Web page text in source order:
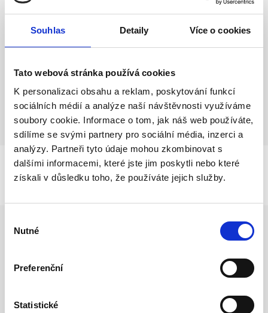
Souhlas Detaily Více o cookies
Tato webová stránka používá cookies
K personalizaci obsahu a reklam, poskytování funkcí
sociálních médií a analýze naší návštěvnosti využíváme
soubory cookie. Informace o tom, jak náš web používáte,
sdílíme se svými partnery pro sociální média, inzerci a
analýzy. Partneři tyto údaje mohou zkombinovat s
dalšími informacemi, které jste jim poskytli nebo které
získali v důsledku toho, že používáte jejich služby.
souhlasu
Nutné
Preferenční
Statistické
Proč SALE